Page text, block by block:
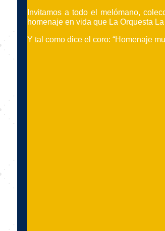
Invitamos a todo el melómano,
homenaje en vida que La Orquesta
Y tal como dice el coro: “Homenaje